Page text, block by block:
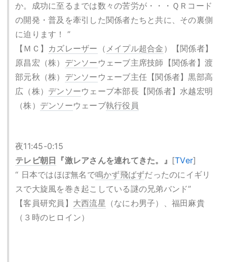
か。成功に至るまでは数々の苦労が・・・ＱＲコード
の開発・普及を牽引した関係者たちと共に、その裏側
に迫ります！ ”
【ＭＣ】 カズレーザー （ メイプル超合金 ）【関係者】
原昌宏（株） デンソー ウェーブ主席技師【関係者】渡
部元秋（株） デンソー ウェーブ主任【関係者】黒部高
広（株） デンソーウェーブ本部長【関係者】水越宏明
（株） デンソーウェーブ執行役員
夜11:45-0:15
テレビ朝日
『激レアさんを連れてきた。』 [TVer]
“ 日本ではほぼ無名で鳴かず飛ばずだったのにイギリ
スで大旋風を巻き起こしている謎の兄弟バンド”
【客員研究員】 大西流星 （なにわ男子）、福田麻貴
（３時のヒロイン）